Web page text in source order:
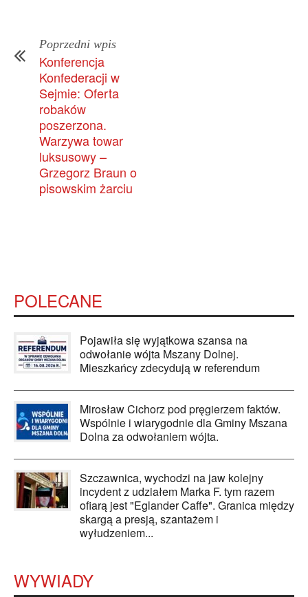
Poprzedni wpis
Konferencja
Konfederacji w
Sejmie: Oferta
robaków
poszerzona.
Warzywa towar
luksusowy –
Grzegorz Braun o
pisowskim żarciu
POLECANE
Pojawiła się wyjątkowa szansa na
odwołanie wójta Mszany Dolnej.
Mieszkańcy zdecydują w referendum
Mirosław Cichorz pod pręgierzem faktów.
Wspólnie i wiarygodnie dla Gminy Mszana
Dolna za odwołaniem wójta.
Szczawnica, wychodzi na jaw kolejny
incydent z udziałem Marka F. tym razem
ofiarą jest "Eglander Caffe". Granica między
skargą a presją, szantażem i
wyłudzeniem...
WYWIADY